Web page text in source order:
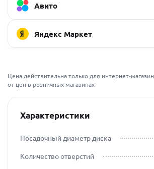
Авито
Яндекс Маркет
Цена действительна только для интернет-
от цен в розничных магазинах
Характеристики
Посадочный диаметр диска
Количество отверстий